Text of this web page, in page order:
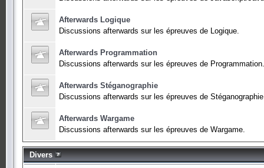
Afterwards Logique
Discussions afterwards sur les épreuves de Logique.
Afterwards Programmation
Discussions afterwards sur les épreuves de Programmation.
Afterwards Stéganographie
Discussions afterwards sur les épreuves de
Afterwards Wargame
Discussions afterwards sur les épreuves de Wargame.
Divers